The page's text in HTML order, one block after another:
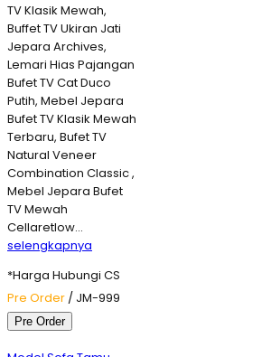
TV Klasik Mewah,
Buffet TV Ukiran Jati
Jepara Archives,
Lemari Hias Pajangan
Bufet TV Cat Duco
Putih, Mebel Jepara
Bufet TV Klasik Mewah
Terbaru, Bufet TV
Natural Veneer
Combination Classic ,
Mebel Jepara Bufet
TV Mewah
Cellaretlow…
selengkapnya
*Harga Hubungi CS
Pre Order / JM-999
Pre Order